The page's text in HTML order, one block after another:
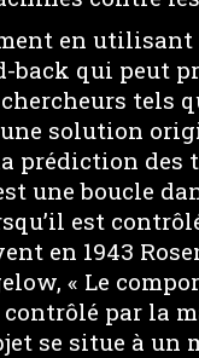
en utilisant
back qui peut
tels
solution
prédiction des
une boucle
est
en 1943
« Le
par la
se situe à un